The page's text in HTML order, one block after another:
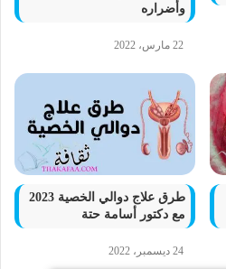
وأضراره
22 مارس، 2022
طرق علاج دوالي الخصية 2023
مع دكتور أسامة حتة
24 ديسمبر، 2022